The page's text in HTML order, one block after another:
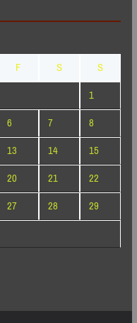
F S
S
1
6 7
8
13 14
15
20 21
22
27 28
29